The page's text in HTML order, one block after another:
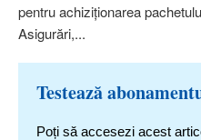
pentru achiziţionarea
Asigurări,...
Testează
Poți să accesezi acest